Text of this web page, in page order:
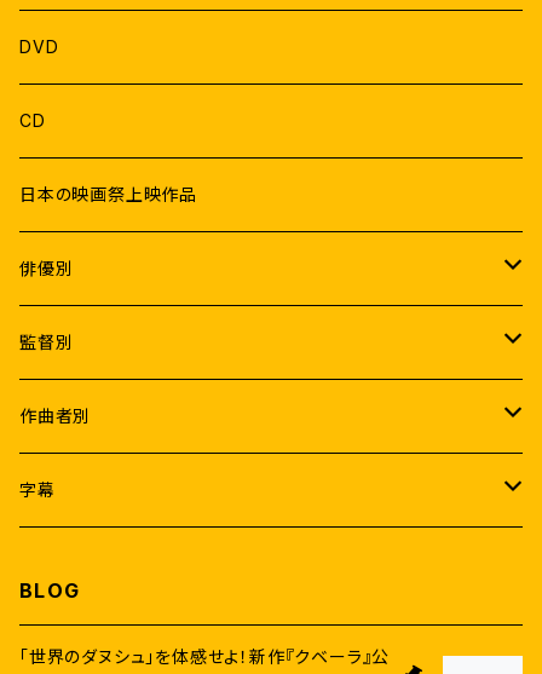
DVD
CD
日本の映画祭上映作品
俳優別
Male
ラジニカーント
ヴィジャイ
Female
ラムヤ・クリシュナン
タマンナー
監督別
K.S.ラヴィクマール
アトリ
作曲者別
A.R.ラフマーン
字幕
BLOG
「世界のダヌシュ」を体感せよ！新作『クベーラ』公